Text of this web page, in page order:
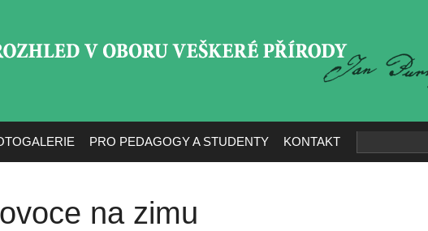
PRO PEDAGOGY A STUDENTY KONTAKT
na zimu